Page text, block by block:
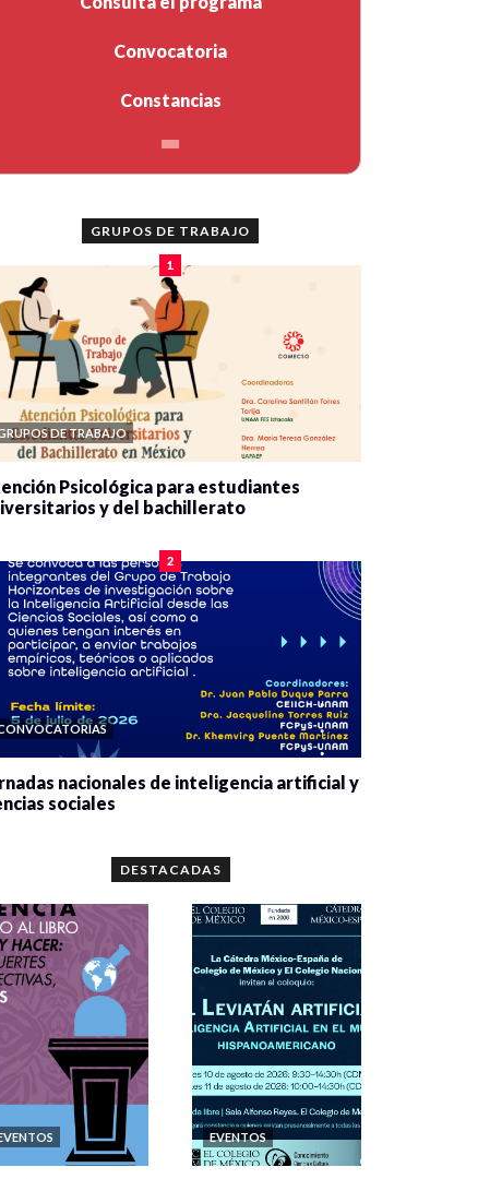
Convocatoria
Constancias
GRUPOS DE TRABAJO
1
DE TRABAJO
Psicológica para estudiantes
y del bachillerato
2
nacionales de inteligencia artificial y
sociales
DESTACADAS
EVENTOS